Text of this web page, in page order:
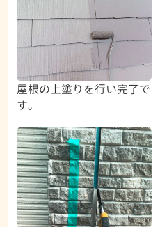
屋根の上塗りを行い完了で
す。